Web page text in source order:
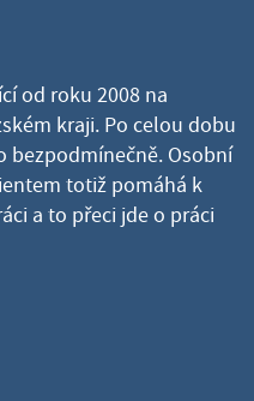
od roku 2008 na
kraji. Po celou dobu
bezpodmínečně. Osobní
totiž pomáhá k
a to přeci jde o práci